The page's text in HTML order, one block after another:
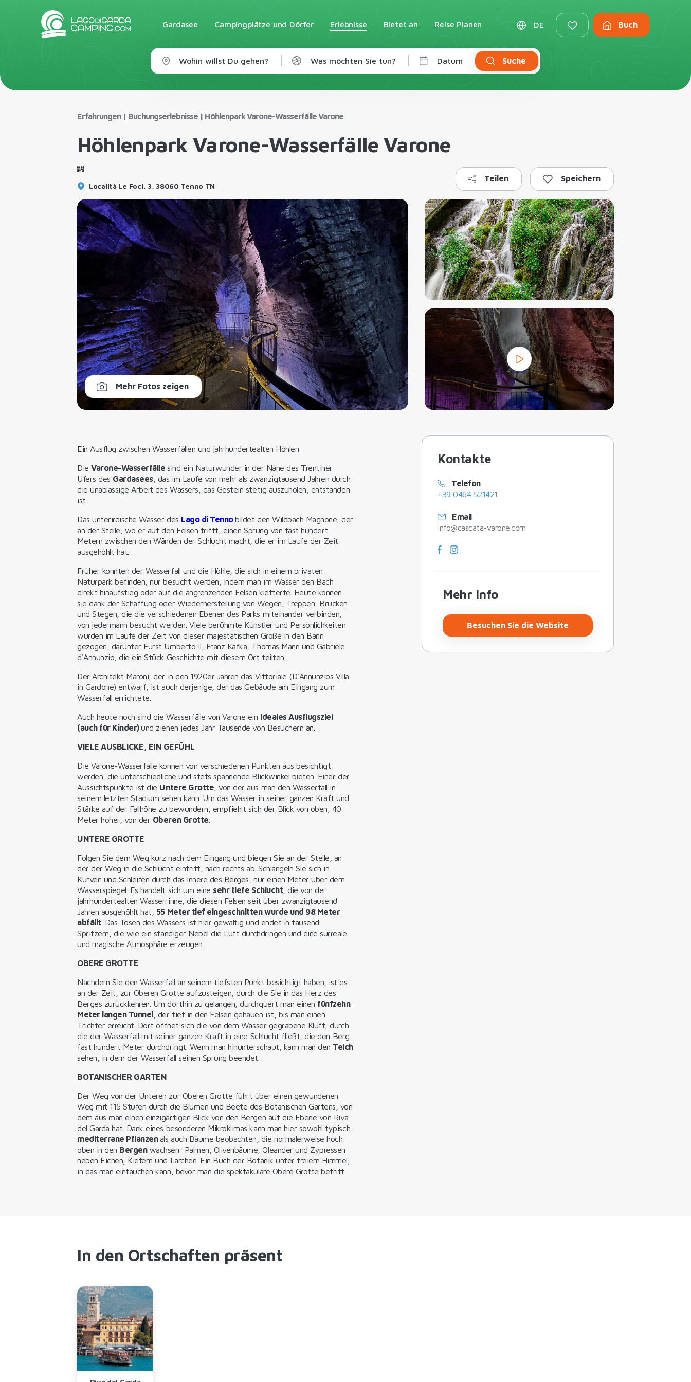
Gardasee Campingplätze und Dörfer Erlebnisse Bietet an Reise Planen DE Buch
Wohin willst Du gehen? Was möchten Sie tun? Datum Suche
Erfahrungen| Buchungserlebnisse | Höhlenpark Varone-Wasserfälle Varone
Höhlenpark Varone-Wasserfälle Varone
Località Le Foci, 3, 38060 Tenno TN
Teilen Speichern
Mehr Fotos zeigen
Ein Ausflug zwischen Wasserfällen und jahrhundertealten Höhlen
DieVarone-Wasserfälle sind ein Naturwunder in der Nähe des Trentiner
Ufers des Gardasees , das im Laufe von mehr als zwanzigtausend Jahren durch
die unablässige Arbeit des Wassers, das Gestein stetig auszuhölen, entstanden
ist.
Das unterirdische Wasser des Lago di Tennobildet den Wildbach Magnone, der
an der Stelle, wo er auf den Felsen trifft, einen Sprung von fast hundert
Metern zwischen den Wänden der Schlucht macht, die er im Laufe der Zeit
ausgehöhlt hat.
Früher konnten der Wasserfall und die Höhle, die sich in einem privaten
Naturpark befinden, nur besucht werden, indem man im Wasser den Bach
direkt hinaufstieg oder auf die angrenzenden Felsen kletterte. Heute können
sie dank der Schaffung oder Wiederherstellung von Wegen, Treppen, Brücken
und Stegen, die die verschiedenen Ebenen des Parks miteinander verbinden,
von jedermann besucht werden. Viele berühmte Künstler und Persönlichkeiten
wurden im Laufe der Zeit von dieser majestätischen Größe in den Bann
gezogen, darunter Fürst Umberto II, Franz Kafka, Thomas Mann und Gabriele
d'Annunzio, die ein Stück Geschichte mit diesem Ort teilten.
Der Architekt Maroni, der in den 1920er Jahren das Vittoriale (D'Annunzios Villa
in Gardone) entwarf, ist auch derjenige, der das Gebäude am Eingang zum
Wasserfall errichtete.
Auch heute noch sind die Wasserfälle von Varone ein ideales Ausflugsziel
(auch für Kinder)und ziehen jedes Jahr Tausende von Besuchern an.
VIELE AUSBLICKE, EIN GEFÜHL
Die Varone-Wasserfälle können von verschiedenen Punkten aus besichtigt
werden, die unterschiedliche und stets spannende Blickwinkel bieten. Einer der
Aussichtspunkte ist die Untere Grotte , von der aus man den Wasserfall in
seinem letzten Stadium sehen kann. Um das Wasser in seiner ganzen Kraft und
Stärke auf der Fallhöhe zu bewundern, empfiehlt sich der Blick von oben, 40
Meter höher, von der Oberen Grotte
UNTERE GROTTE
Folgen Sie dem Weg kurz nach dem Eingang und biegen Sie an der Stelle, an
der der Weg in die Schlucht eintritt, nach rechts ab. Schlängeln Sie sich in
Kurven und Schleifen durch das Innere des Berges, nur einen Meter über dem
Wasserspiegel. Es handelt sich um eine sehr tiefe Schlucht , die von der
jahrhundertealten Wasserrinne, die diesen Felsen seit über zwanzigtausend
Jahren ausgehöhlt hat, 55 Meter tief eingeschnitten wurde und 98 Meter
abfällt . Das Tosen des Wassers ist hier gewaltig und endet in tausend
Spritzern, die wie ein ständiger Nebel die Luft durchdringen und eine surreale
und magische Atmosphäre erzeugen.
OBERE GROTTE
Nachdem Sie den Wasserfall an seinem tiefsten Punkt besichtigt haben, ist es
an der Zeit, zur Oberen Grotte aufzusteigen, durch die Sie in das Herz des
Berges zurückkehren. Um dorthin zu gelangen, durchquert man einen fünfzehn
Meter langen Tunnel, der tief in den Felsen gehauen ist, bis man einen
Trichter erreicht. Dort öffnet sich die von dem Wasser gegrabene Kluft, durch
die der Wasserfall mit seiner ganzen Kraft in eine Schlucht fließt, die den Berg
fast hundert Meter durchdringt. Wenn man hinunterschaut, kann man den Teich
sehen, in dem der Wasserfall seinen Sprung beendet.
BOTANISCHER GARTEN
Der Weg von der Unteren zur Oberen Grotte führt über einen gewundenen
Weg mit 115 Stufen durch die Blumen und Beete des Botanischen Gartens, von
dem aus man einen einzigartigen Blick von den Bergen auf die Ebene von Riva
del Garda hat. Dank eines besonderen Mikroklimas kann man hier sowohl typisch
mediterrane Pflanzenals auch Bäume beobachten, die normalerweise hoch
oben in den Bergenwachsen: Palmen, Olivenbäume, Oleander und Zypressen
neben Eichen, Kiefern und Lärchen. Ein Buch der Botanik unter freiem Himmel,
in das man eintauchen kann, bevor man die spektakuläre Obere Grotte betritt.
Kontakte
Telefon
+39 0464 521421
Email
info@cascata-varone.com
Mehr Info
Besuchen Sie die Website
In den Ortschaften präsent